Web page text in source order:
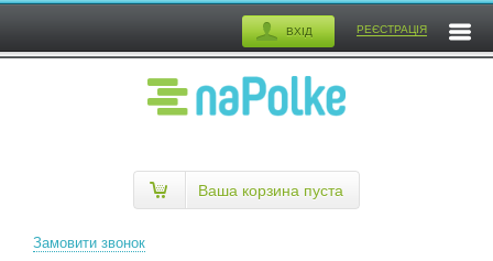
ВХІД РЕЄСТРАЦІЯ
Замовити звонок
Ваша корзина пуста